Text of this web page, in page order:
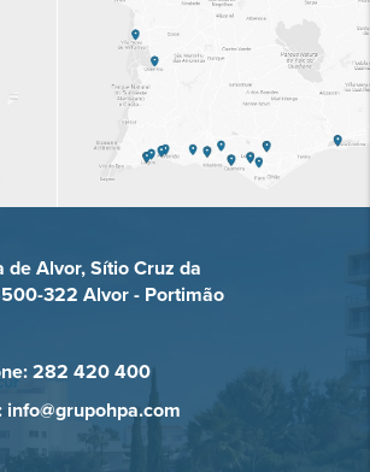
de Alvor, Sítio Cruz da
322 Alvor - Portimão
282 420 400
info@grupohpa.com